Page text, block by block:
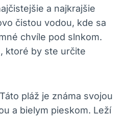
a najkrajšie
čistou vodou, kde sa
chvíle pod slnkom.
ktoré by ste určite
Táto pláž je známa svojou
a bielym pieskom. Leží